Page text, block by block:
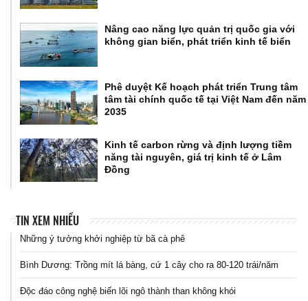
Nâng cao năng lực quản trị quốc gia với
không gian biển, phát triển kinh tế biển
Phê duyệt Kế hoạch phát triển Trung tâm
tâm tài chính quốc tế tại Việt Nam đến năm
2035
Kinh tế carbon rừng và định lượng tiềm
năng tài nguyên, giá trị kinh tế ở Lâm
Đồng
TIN XEM NHIỀU
Những ý tưởng khởi nghiệp từ bã cà phê
Bình Dương: Trồng mít lá bàng, cứ 1 cây cho ra 80-120 trái/năm
Độc đáo công nghệ biến lõi ngô thành than không khói